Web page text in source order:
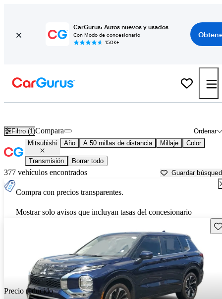
CarGurus: Autos nuevos y usados
Con Modo de concesionario
150K+
Filtro (1) Ordenar
Compara
Mitsubishi Año A 50 millas de distancia Millaje Color
Transmisión Borrar todo
377 vehículos encontrados Guardar
Compra con precios transparentes.
Mostrar solo avisos que incluyan tasas del concesionario
Precio reducido